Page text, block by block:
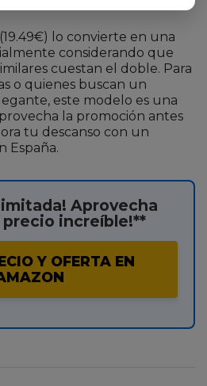
lo convierte en una
considerando que
cuestan el doble. Para
o quienes buscan un
este modelo es una
la promoción antes
tu descanso con un
España.
Aprovecha
increíble!**
Y OFERTA EN